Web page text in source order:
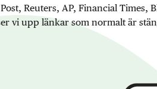
Reuters, AP, Financial Times,
vi upp länkar som normalt är